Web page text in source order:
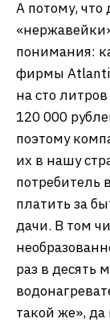
А потому, что
понимания:
фирмы
на сто
120 000
поэтому
их в нашу
потребитель
платить за
дачи. В том
раз в десять
такой же»,